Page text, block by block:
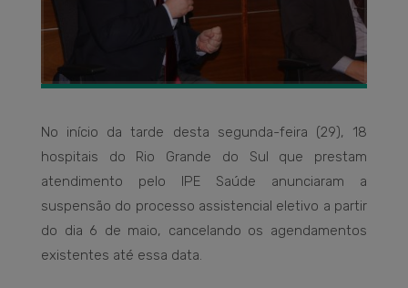
No início da tarde desta segunda-feira (29), 18
hospitais do Rio Grande do Sul que prestam
atendimento pelo IPE Saúde anunciaram a
suspensão do processo assistencial eletivo a partir
do dia 6 de maio, cancelando os agendamentos
existentes até essa data.